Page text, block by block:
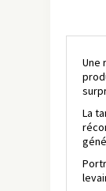
Une
La